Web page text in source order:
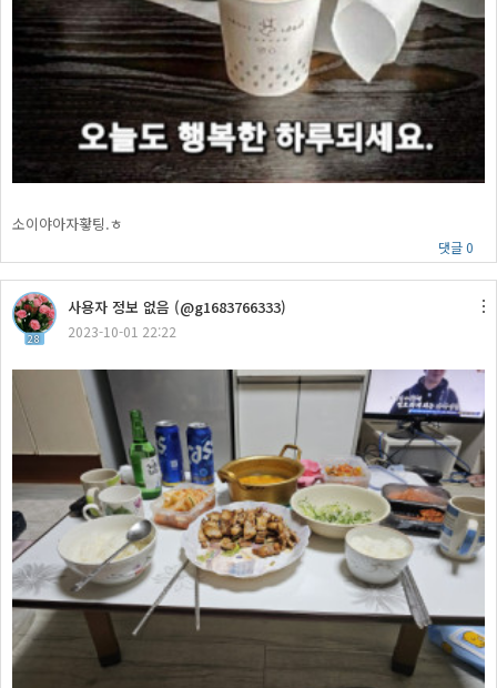
소이야아자홯팅.ㅎ
댓글 0
28
사용자 정보 없음 (@g1683766333)
2023-10-01 22:22